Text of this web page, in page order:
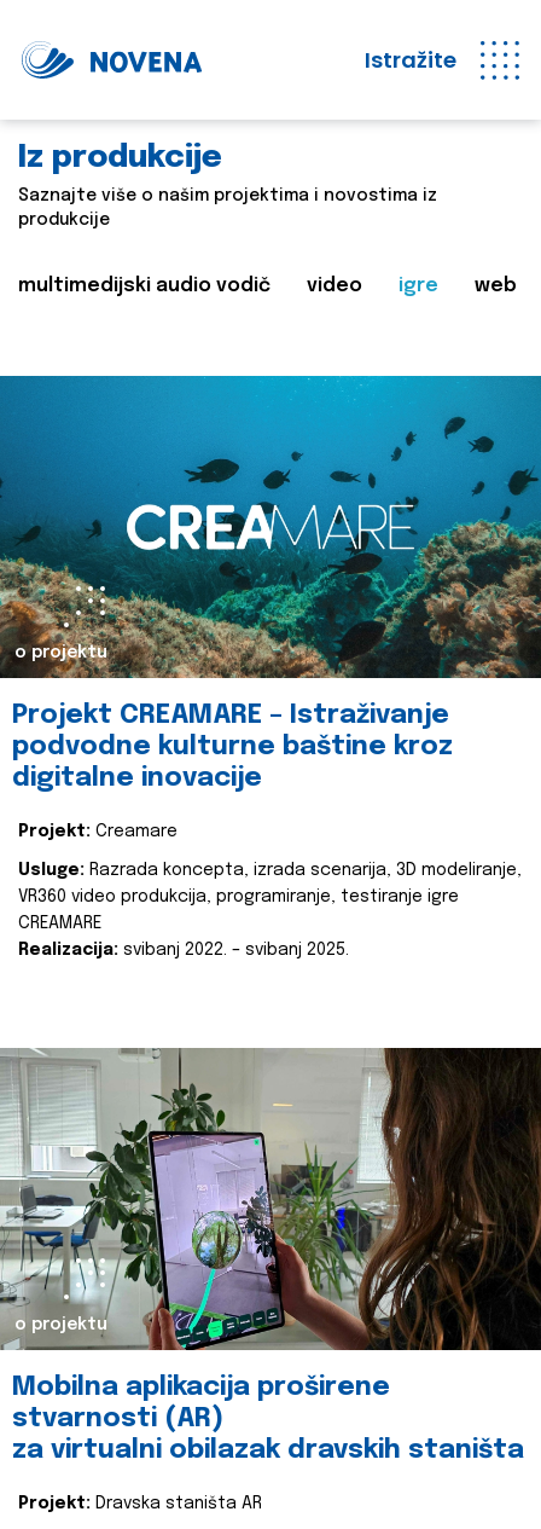
Istražite
Iz produkcije
Saznajte više o našim projektima i novostima iz
produkcije
multimedijski audio vodič video igre web
o projektu
Projekt CREAMARE – Istraživanje
podvodne kulturne baštine kroz
digitalne inovacije
Projekt: Creamare
Usluge: Razrada koncepta, izrada scenarija, 3D modeliranje,
VR360 video produkcija, programiranje, testiranje igre
CREAMARE
Realizacija: svibanj 2022. – svibanj 2025.
o projektu
Mobilna aplikacija proširene
stvarnosti (AR)
za virtualni obilazak dravskih staništa
Projekt: Dravska staništa AR